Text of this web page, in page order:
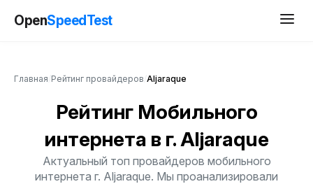
OpenSpeedTest
Главная Рейтинг провайдеров Aljaraque
Рейтинг Мобильного
интернета в г. Aljaraque
Актуальный топ провайдеров мобильного
интернета г. Aljaraque. Мы проанализировали